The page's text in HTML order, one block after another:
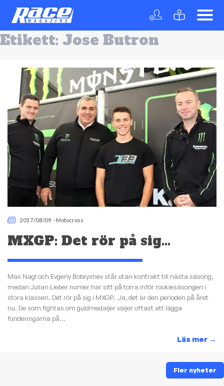
Etikett: Jose Butron
2017/08/09 - Motocross
MXGP: Det rör på sig…
Max Nagl och Evgeny Bobryshev står utan kontrakt till nästa säsong,
medan Julian Lieber numer har sitt på torra inför rookiesäsongen i
stora klassen. Det rör på sig i MXGP. Ja, det är den perioden på året
nu. De som fightas om guldmedaljer väljer oftast att lägga
funderingarna på...
Läs mer →
Fler nyheter